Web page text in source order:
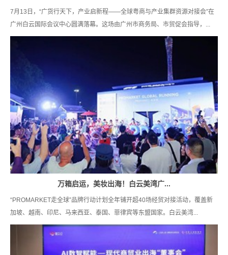
7月13日，“广货行天下，产业启新程——全球粤商与产业集群资源对接会”在
广州白云国际会议中心圆满落幕。这场由广州市商务局、市贸促会指导，...
万箱启运，美妆出海！白云美湾广...
“PROMARKET走全球”品牌行动计划全年铺开超40场经贸对接活动，覆盖新
加坡、越南、印尼、马来西亚、泰国、菲律宾等东盟国家。白云美湾...